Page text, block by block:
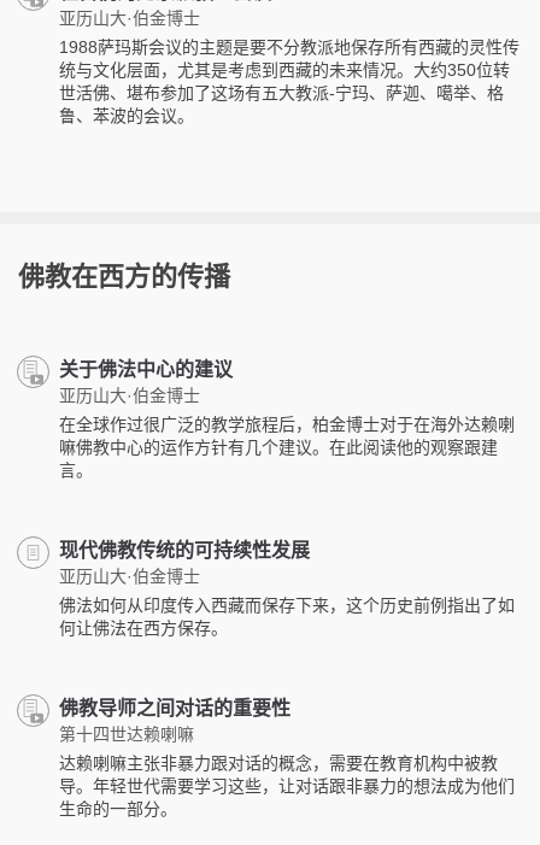
亚历山大·伯金博士
1988萨玛斯会议的主题是要不分教派地保存所有西藏的灵性传
统与文化层面，尤其是考虑到西藏的未来情况。大约350位转
世活佛、堪布参加了这场有五大教派-宁玛、萨迦、噶举、格
鲁、苯波的会议。
佛教在西方的传播
关于佛法中心的建议
亚历山大·伯金博士
在全球作过很广泛的教学旅程后，柏金博士对于在海外达赖喇
嘛佛教中心的运作方针有几个建议。在此阅读他的观察跟建
言。
现代佛教传统的可持续性发展
亚历山大·伯金博士
佛法如何从印度传入西藏而保存下来，这个历史前例指出了如
何让佛法在西方保存。
佛教导师之间对话的重要性
第十四世达赖喇嘛
达赖喇嘛主张非暴力跟对话的概念，需要在教育机构中被教
导。年轻世代需要学习这些，让对话跟非暴力的想法成为他们
生命的一部分。